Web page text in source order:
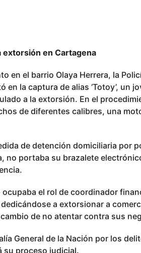
extorsión en Cartagena
en el barrio Olaya Herrera, la
la captura de alias ‘Totoy’, un
a la extorsión. En el
de diferentes calibres, una
de detención domiciliaria por
no portaba su brazalete
el rol de coordinador
a extorsionar a
de no atentar contra sus
General de la Nación por los
su proceso judicial.